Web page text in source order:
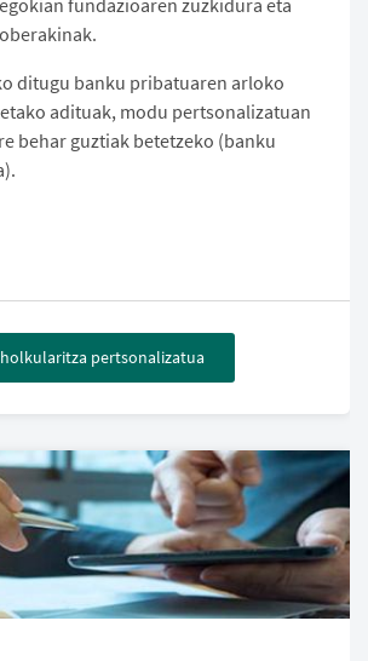
ditugu banku pribatuaren arloko
adituak, modu pertsonalizatuan
behar guztiak betetzeko (banku
pertsonalizatua